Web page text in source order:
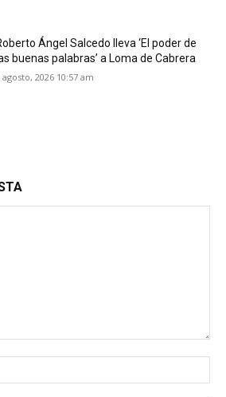
Ángel Salcedo lleva ‘El poder de
buenas palabras’ a Loma de Cabrera
agosto, 2026 10:57 am